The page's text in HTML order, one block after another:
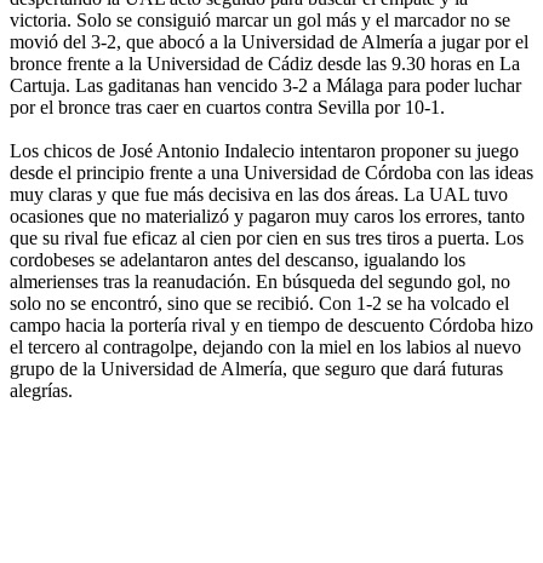
victoria. Solo se consiguió marcar un gol más y el marcador no se
movió del 3-2, que abocó a la Universidad de Almería a jugar por el
bronce frente a la Universidad de Cádiz desde las 9.30 horas en La
Cartuja. Las gaditanas han vencido 3-2 a Málaga para poder luchar
por el bronce tras caer en cuartos contra Sevilla por 10-1.
Los chicos de José Antonio Indalecio intentaron proponer su juego
desde el principio frente a una Universidad de Córdoba con las ideas
muy claras y que fue más decisiva en las dos áreas. La UAL tuvo
ocasiones que no materializó y pagaron muy caros los errores, tanto
que su rival fue eficaz al cien por cien en sus tres tiros a puerta. Los
cordobeses se adelantaron antes del descanso, igualando los
almerienses tras la reanudación. En búsqueda del segundo gol, no
solo no se encontró, sino que se recibió. Con 1-2 se ha volcado el
campo hacia la portería rival y en tiempo de descuento Córdoba hizo
el tercero al contragolpe, dejando con la miel en los labios al nuevo
grupo de la Universidad de Almería, que seguro que dará futuras
alegrías.